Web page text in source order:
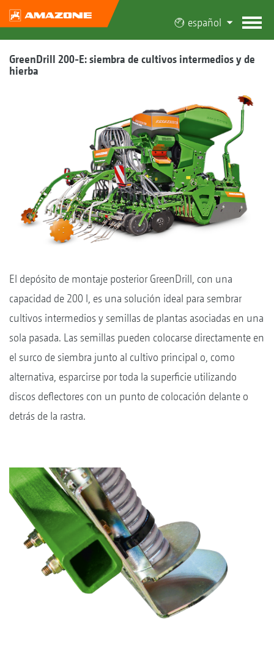
español
GreenDrill 200-E: siembra de cultivos intermedios y de
hierba
El depósito de montaje posterior GreenDrill, con una
capacidad de 200 l, es una solución ideal para sembrar
cultivos intermedios y semillas de plantas asociadas en una
sola pasada. Las semillas pueden colocarse directamente en
el surco de siembra junto al cultivo principal o, como
alternativa, esparcirse por toda la superficie utilizando
discos deflectores con un punto de colocación delante o
detrás de la rastra.